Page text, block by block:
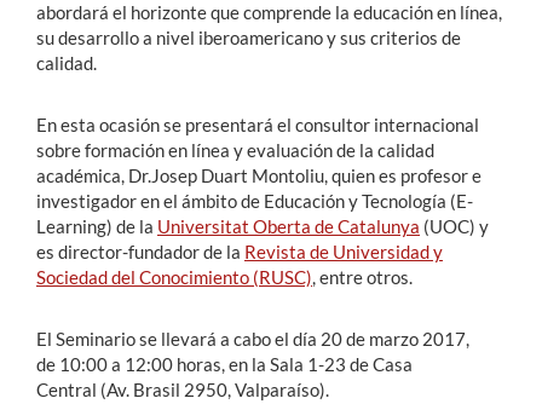
abordará el horizonte que comprende la educación en línea,
su desarrollo a nivel iberoamericano y sus criterios de
calidad.
En esta ocasión se presentará el consultor internacional
sobre formación en línea y evaluación de la calidad
académica, Dr.Josep Duart Montoliu, quien es profesor e
investigador en el ámbito de Educación y Tecnología (E-
Learning) de la Universitat Oberta de Catalunya (UOC) y
es director-fundador de la Revista de Universidad y
Sociedad del Conocimiento (RUSC), entre otros.
El Seminario se llevará a cabo el día 20 de marzo 2017,
de 10:00 a 12:00 horas, en la Sala 1-23 de Casa
Central (Av. Brasil 2950, Valparaíso).